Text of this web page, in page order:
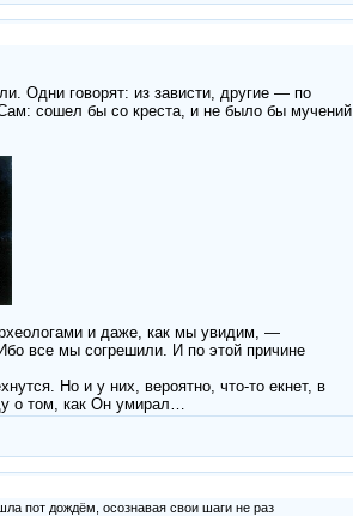
Одни говорят: из зависти, другие — по
сошел бы со креста, и не было бы мучений.
и даже, как мы увидим, —
все мы согрешили. И по этой причине
Но и у них, вероятно, что-то екнет, в
о том, как Он умирал…
пот дождём, осознавая свои шаги не раз